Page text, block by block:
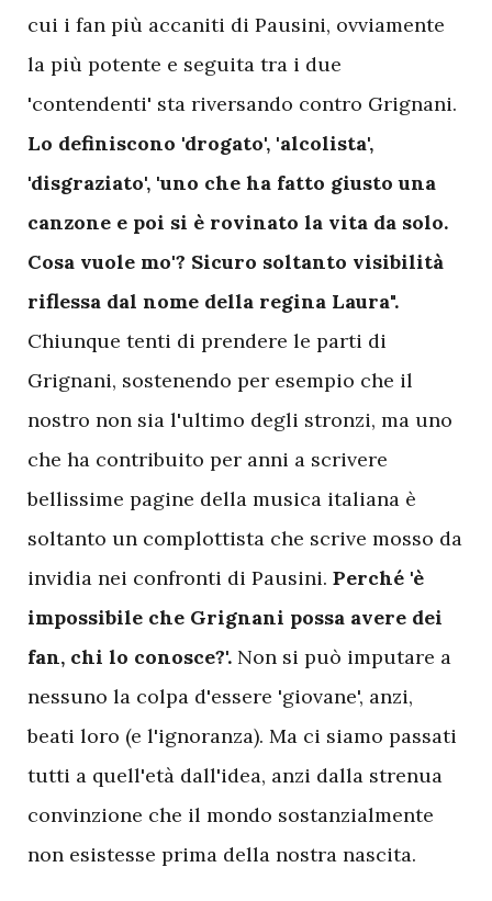
cui i fan più accaniti di Pausini, ovviamente
la più potente e seguita tra i due
'contendenti' sta riversando contro Grignani.
Lo definiscono 'drogato', 'alcolista',
'disgraziato', 'uno che ha fatto giusto una
canzone e poi si è rovinato la vita da solo.
Cosa vuole mo'? Sicuro soltanto visibilità
riflessa dal nome della regina Laura".
Chiunque tenti di prendere le parti di
Grignani, sostenendo per esempio che il
nostro non sia l'ultimo degli stronzi, ma uno
che ha contribuito per anni a scrivere
bellissime pagine della musica italiana è
soltanto un complottista che scrive mosso da
invidia nei confronti di Pausini. Perché 'è
impossibile che Grignani possa avere dei
fan, chi lo conosce?'. Non si può imputare a
nessuno la colpa d'essere 'giovane', anzi,
beati loro (e l'ignoranza). Ma ci siamo passati
tutti a quell'età dall'idea, anzi dalla strenua
convinzione che il mondo sostanzialmente
non esistesse prima della nostra nascita.